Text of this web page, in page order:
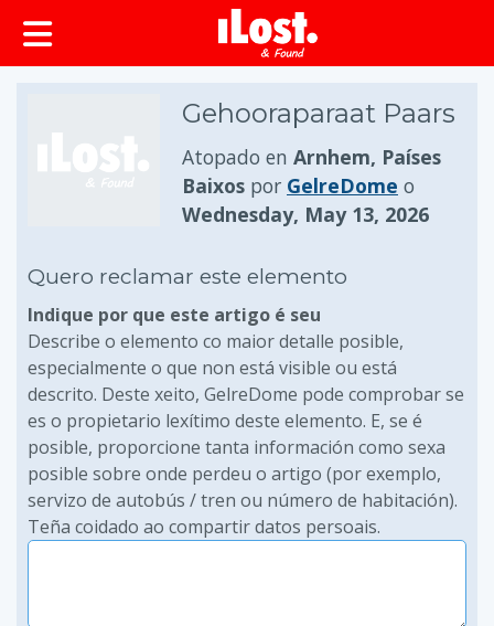
Gehooraparaat Paars
Atopado en Arnhem, Países
Baixos por GelreDome o
Wednesday, May 13, 2026
Quero reclamar este elemento
Indique por que este artigo é seu
Describe o elemento co maior detalle posible,
especialmente o que non está visible ou está
descrito. Deste xeito, GelreDome pode comprobar se
es o propietario lexítimo deste elemento. E, se é
posible, proporcione tanta información como sexa
posible sobre onde perdeu o artigo (por exemplo,
servizo de autobús / tren ou número de habitación).
Teña coidado ao compartir datos persoais.